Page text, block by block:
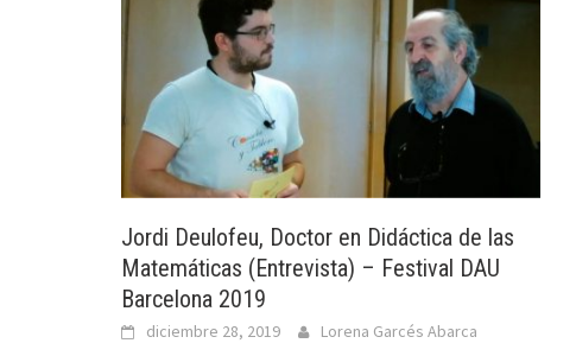
Jordi Deulofeu, Doctor en Didáctica de las
Matemáticas (Entrevista) – Festival DAU
Barcelona 2019
diciembre 28, 2019 Lorena Garcés Abarca